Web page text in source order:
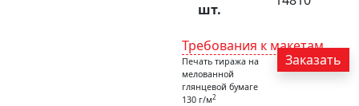
шт.
Требования к макетам
Заказать
Печать тиража на
мелованной
глянцевой бумаге
130 г/м2